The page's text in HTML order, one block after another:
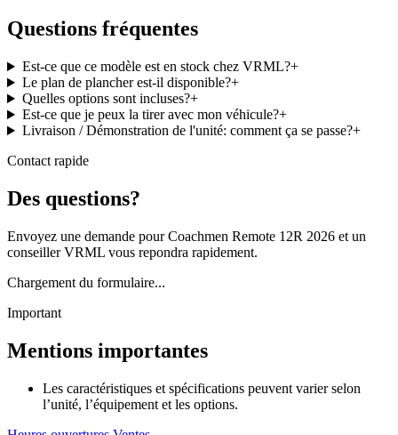
Questions fréquentes
Est-ce que ce modèle est en stock chez VRML?+
Le plan de plancher est-il disponible?+
Quelles options sont incluses?+
Est-ce que je peux la tirer avec mon véhicule?+
Livraison / Démonstration de l'unité: comment ça se passe?+
Contact rapide
Des questions?
Envoyez une demande pour Coachmen Remote 12R 2026 et un
conseiller VRML vous repondra rapidement.
Chargement du formulaire...
Important
Mentions importantes
Les caractéristiques et spécifications peuvent varier selon
l’unité, l’équipement et les options.